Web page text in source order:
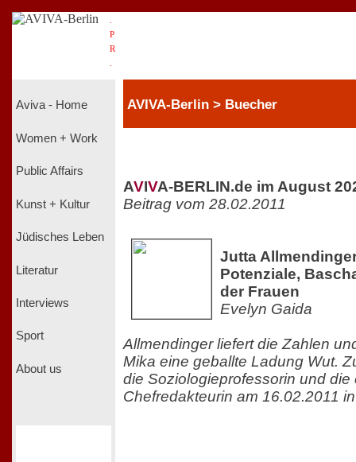
P
R
Aviva - Home
Women + Work
Public Affairs
Kunst + Kultur
Jüdisches Leben
Literatur
Interviews
Sport
About us
AVIVA-Berlin > Buecher
AVIVA-BERLIN.de im August
Beitrag vom 28.02.2011
Jutta
Potenziale,
der Frauen
Evelyn Gaida
Allmendinger liefert die Zahlen
Mika eine geballte Ladung Wut.
die Soziologieprofessorin und die
Chefredakteurin am 16.02.2011